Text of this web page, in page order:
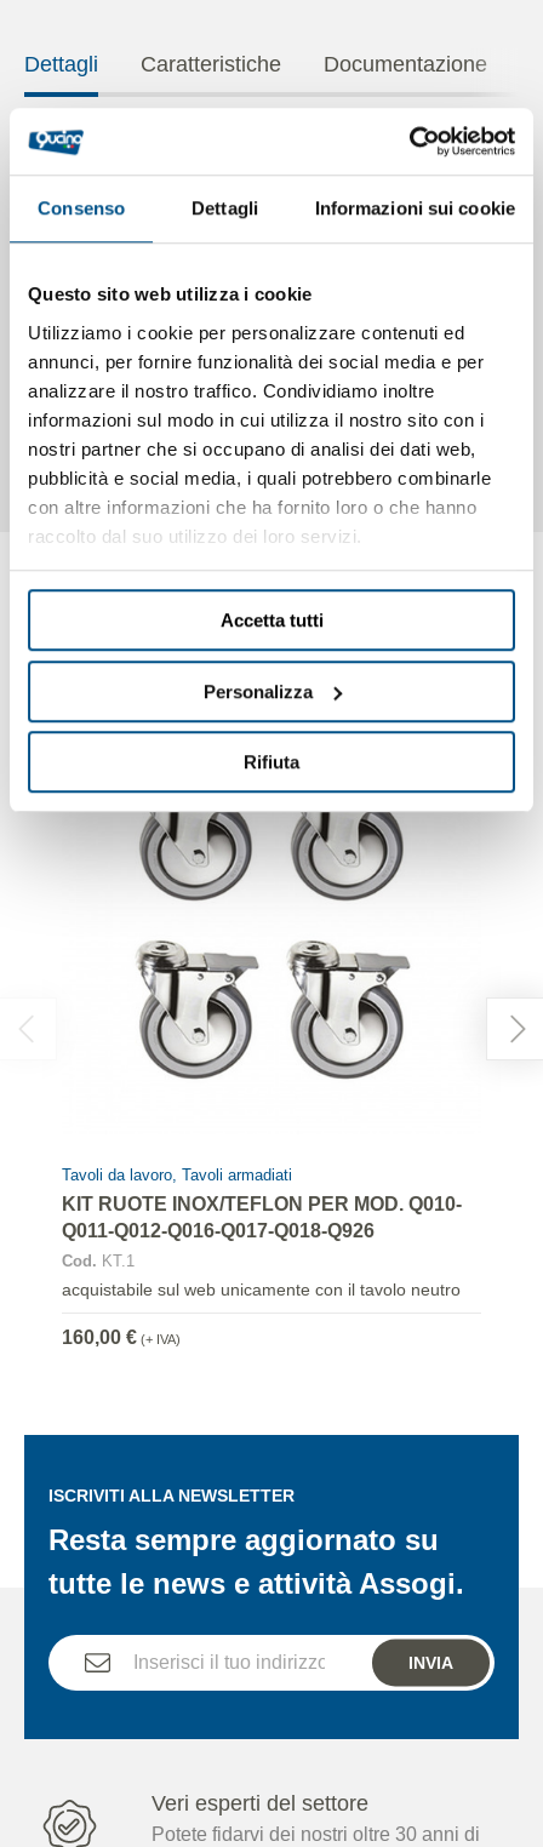
Consenso Dettagli Informazioni sui cookie
Questo sito web utilizza i cookie
Utilizziamo i cookie per personalizzare contenuti ed
annunci, per fornire funzionalità dei social media e per
analizzare il nostro traffico. Condividiamo inoltre
informazioni sul modo in cui utilizza il nostro sito con i
nostri partner che si occupano di analisi dei dati web,
pubblicità e social media, i quali potrebbero combinarle
con altre informazioni che ha fornito loro o che hanno
raccolto dal suo utilizzo dei loro servizi.
Accetta tutti
Personalizza
Rifiuta
Dettagli Caratteristiche Documentazione
TAVOLO ARMADIATO in acciaio inox cm.
piegatura non sporgenti e blocco di fine corsa, alzatina e
ripiano intermedio. Piano di lavoro con spessore
tamburato e insonorizzato, gambe in tubolare tondo (ø 51
mm.) dotate di piedini di livellamento, alzatina posteriore
ricavata dal piano h. 85 mm., sistema di assemblaggio a
staffe per garantire stabilità e resistenza al tavolo, ripiano
intermedio regolabile su cremagliera, asportabile e con
omega di rinforzo. Possibilità d’inserimento ruote.
Ti potrebbero interessare anche
Tavoli da lavoro, Tavoli armadiati
KIT RUOTE INOX/TEFLON PER MOD. Q010-
Q011-Q012-Q016-Q017-Q018-Q926
Cod. KT.1
acquistabile sul web unicamente con il tavolo neutro
160,00 € (+ IVA)
ISCRIVITI ALLA NEWSLETTER
Resta sempre aggiornato su
tutte le news e attività Assogi.
INVIA
Veri esperti del settore
Potete fidarvi dei nostri oltre 30 anni di